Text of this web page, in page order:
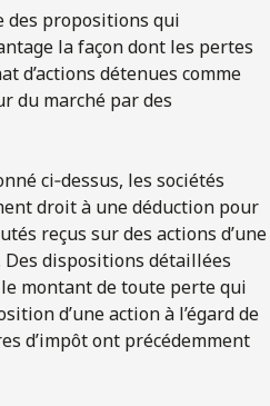
des propositions qui
la façon dont les pertes
d’actions détenues comme
du marché par des
ci‑dessus, les sociétés
droit à une déduction pour
reçus sur des actions d’une
Des dispositions détaillées
montant de toute perte qui
d’une action à l’égard de
d’impôt ont précédemment